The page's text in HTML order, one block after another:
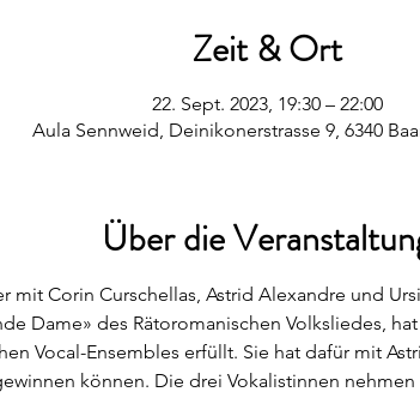
Zeit & Ort
22. Sept. 2023, 19:30 – 22:00
Aula Sennweid, Deinikonerstrasse 9, 6340
Über die
mit Corin Curschellas, Astrid Alexandre und
Dame» des Rätoromanischen Volksliedes,
Vocal-Ensembles erfüllt. Sie hat dafür mit
können. Die drei Vokalistinnen